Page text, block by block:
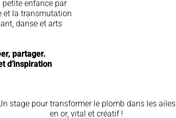
enfance par
et la transmutation
danse et arts
partager.
d’inspiration
stage pour transformer le plomb dans les ailes
en or, vital et créatif !